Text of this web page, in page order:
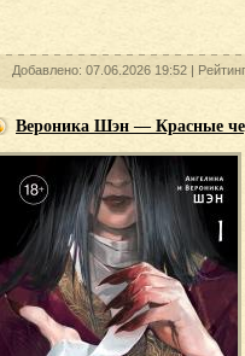
Добавлено: 07.06.2026 19:52 |
Вероника Шэн — Красные